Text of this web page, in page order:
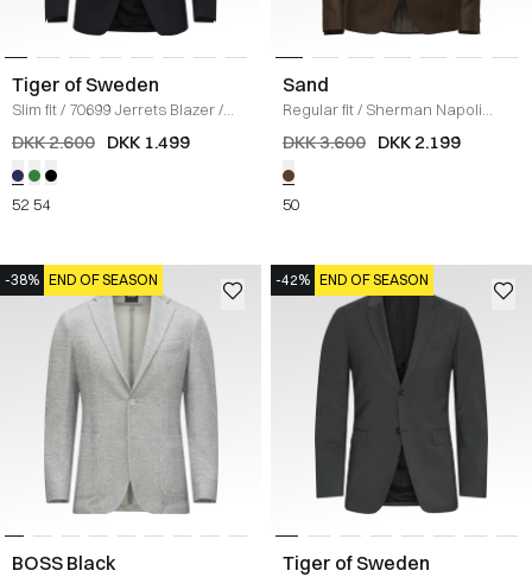
Tiger of Sweden
Slim fit/ 70699 Jerrets Blazer/
NAVY
DKK 2.600 DKK 1.499
52 54
Sand
Regular fit/ Sherman Napoli
Jakke
BRUN
DKK 3.600 DKK 2.199
50
-38% END OF SEASON
BOSS Black
-42% END OF SEASON
Tiger of Sweden